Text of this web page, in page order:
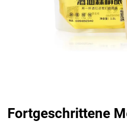
Fortgeschrittene